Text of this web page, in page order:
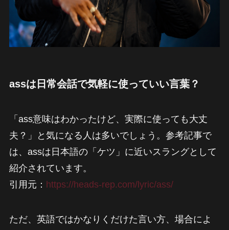
assは日常会話で気軽に使っていい言葉？
「ass意味はわかったけど、実際に使っても大丈
夫？」と気になる人は多いでしょう。参考記事で
は、assは日本語の「ケツ」に近いスラングとして
紹介されています。
引用元： https://heads-rep.com/lyric/ass/
ただ、英語ではかなりくだけた言い方、場合によ